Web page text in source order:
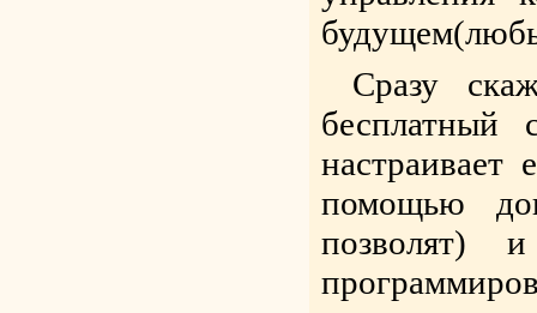
Сразу
бесплатный
настраивает
помощью
позволят)